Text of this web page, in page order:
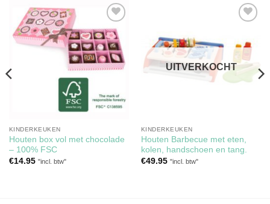
Toevoegen
aan
verlanglijst
KINDERKEUKEN
Houten box vol met chocolade
– 100% FSC
€14.95 "incl. btw"
verlanglijst
UITVERKOCHT
KINDERKEUKEN
Houten Barbecue met eten,
kolen, handschoen en tang.
€49.95 "incl. btw"